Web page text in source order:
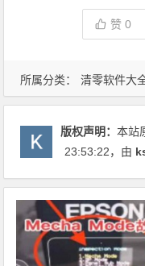
所属分类： 清零软件大
赞0
版权声明：本站
23:53:22，由